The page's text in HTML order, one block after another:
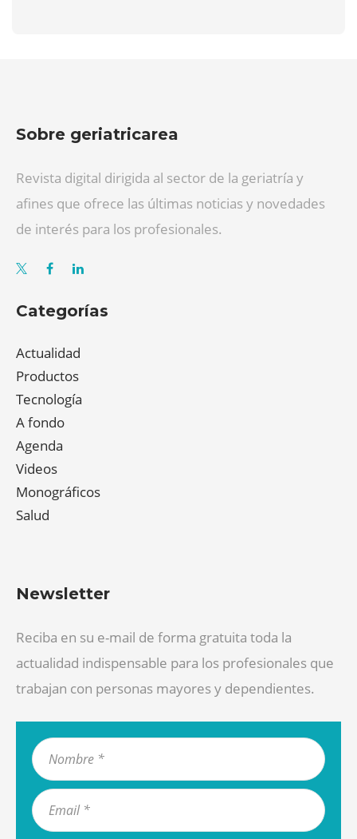
Sobre geriatricarea
Revista digital dirigida al sector de la geriatría y
afines que ofrece las últimas noticias y novedades
de interés para los profesionales.
Categorías
Actualidad
Productos
Tecnología
A fondo
Agenda
Videos
Monográficos
Salud
Newsletter
Reciba en su e-mail de forma gratuita toda la
actualidad indispensable para los profesionales que
trabajan con personas mayores y dependientes.